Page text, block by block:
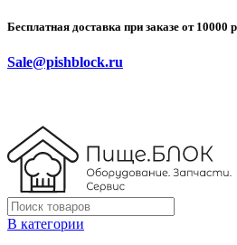
Бесплатная доставка при заказе от 10000
Sale@pishblock.ru
В категории